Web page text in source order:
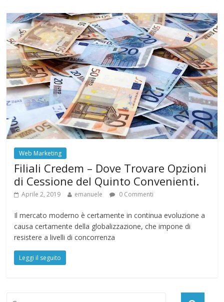
Web Marketing
Filiali Credem – Dove Trovare Opzioni
di Cessione del Quinto Convenienti.
Aprile 2, 2019 emanuele 0 Commenti
Il mercato moderno è certamente in continua evoluzione a
causa certamente della globalizzazione, che impone di
resistere a livelli di concorrenza
Leggi il seguito